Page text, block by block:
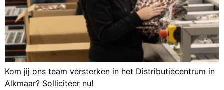
Kom jij ons team versterken in het Distributiecentrum in
Alkmaar? Solliciteer nu!